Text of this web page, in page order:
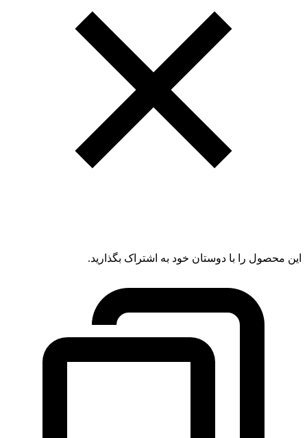
این محصول را با دوستان خود به اشتراک بگذارید.